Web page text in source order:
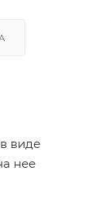
виде
нее